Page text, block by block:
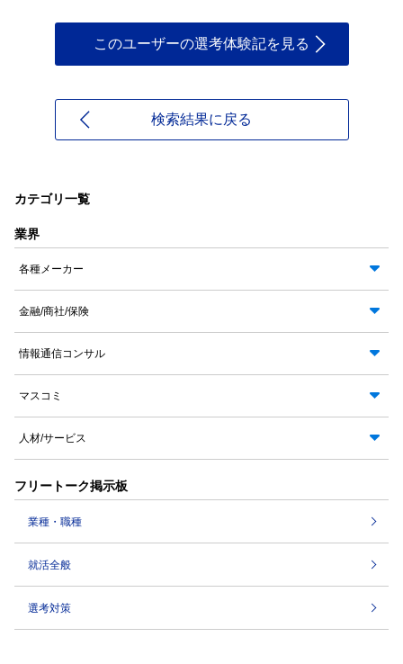
このユーザーの選考体験記を見る
検索結果に戻る
カテゴリ一覧
業界
各種メーカー
金融/商社/保険
情報通信コンサル
マスコミ
人材/サービス
フリートーク掲示板
業種・職種
就活全般
選考対策